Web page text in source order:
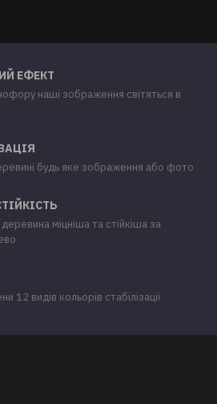
ЕФЕКТ
наші зображення світяться в
будь яке зображення або фото
деревина міцніша та стійкіша за
12 видів кольорів стабілізації